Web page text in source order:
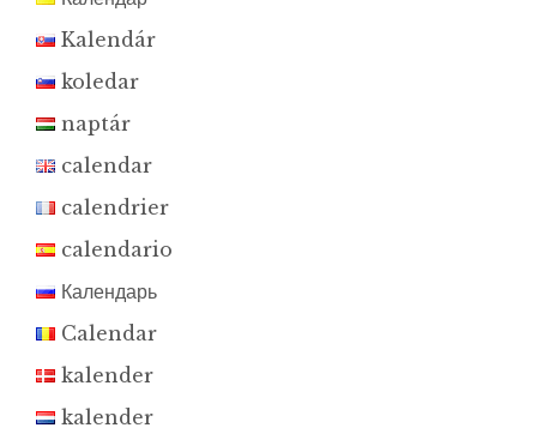
Kalendár
koledar
naptár
calendar
calendrier
calendario
Календарь
Calendar
kalender
kalender